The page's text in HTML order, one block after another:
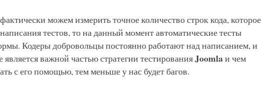
можем измерить точное количество строк кода, которое
тестов, то на данный момент автоматические тесты
Кодеры добровольцы постоянно работают над написанием, и
важной частью стратегии тестированияJoomlaи чем
с его помощью, тем меньше у нас будет багов.